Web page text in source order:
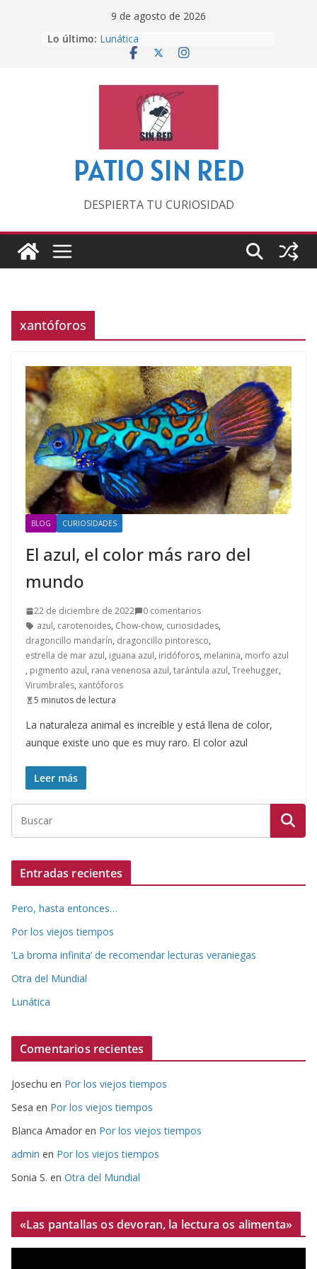
9 de agosto de 2026
Lo último: Lunática
Pero, hasta entonces…
‘La broma infinita’ de recomendar
lecturas veraniegas
Otra del Mundial
PATIO SIN RED
DESPIERTA TU CURIOSIDAD
xantóforos
BLOG CURIOSIDADES
El azul, el color más raro del
mundo
22 de diciembre de 2022
0 comentarios
azul, carotenoides, Chow-chow, curiosidades,
dragoncillo mandarín, dragoncillo pintoresco,
estrella de mar azul, iguana azul, iridóforos, melanina, morfo azul
, pigmento azul, rana venenosa azul, tarántula azul, Treehugger,
Virumbrales, xantóforos
5 minutos de lectura
La naturaleza animal es increíble y está llena de color,
aunque existe uno que es muy raro. El color azul
Leer más
Entradas recientes
Pero, hasta entonces…
Por los viejos tiempos
‘La broma infinita’ de recomendar lecturas veraniegas
Otra del Mundial
Lunática
Comentarios recientes
Josechu en Por los viejos tiempos
Sesa en Por los viejos tiempos
Blanca Amador en Por los viejos tiempos
admin en Por los viejos tiempos
Sonia S. en Otra del Mundial
«Las pantallas os devoran, la lectura os alimenta»